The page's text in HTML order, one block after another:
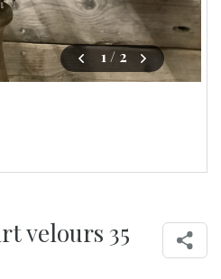
1 / 2
velours 35